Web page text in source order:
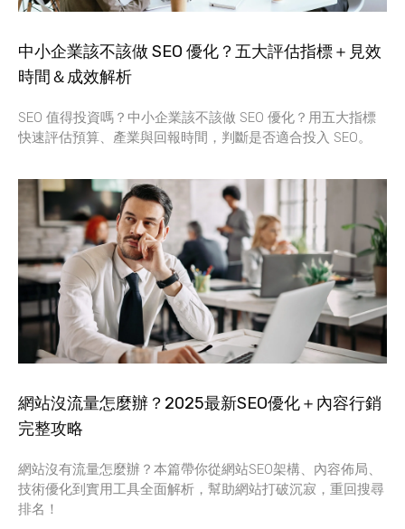
中小企業該不該做 SEO 優化？五大評估指標＋見效
時間＆成效解析
SEO 值得投資嗎？中小企業該不該做 SEO 優化？用五大指標
快速評估預算、產業與回報時間，判斷是否適合投入 SEO。
網站沒流量怎麼辦？2025最新SEO優化＋內容行銷
完整攻略
網站沒有流量怎麼辦？本篇帶你從網站SEO架構、內容佈局、
技術優化到實用工具全面解析，幫助網站打破沉寂，重回搜尋
排名！